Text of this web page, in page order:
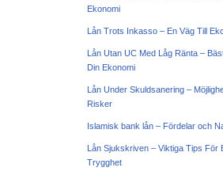
Ekonomi
Lån Trots Inkasso – En Väg Till
Lån Utan UC Med Låg Ränta –
Din Ekonomi
Lån Under Skuldsanering –
Risker
Islamisk bank lån – Fördelar och
Lån Sjukskriven – Viktiga Tips För
Trygghet